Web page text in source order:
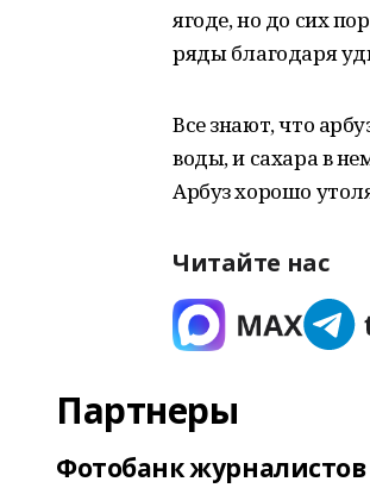
ягоде, но до сих
ряды благодаря
Все знают, что
воды, и сахара в
Арбуз хорошо
Читайте нас
Партнеры
Фотобанк журналистов